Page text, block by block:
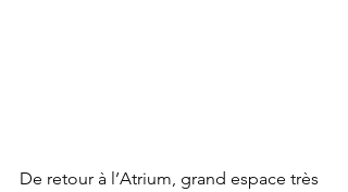
De retour à l’Atrium, grand espace très